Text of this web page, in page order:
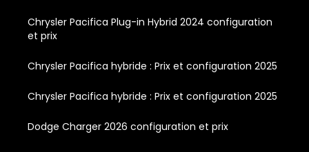
Chrysler Pacifica Plug-in Hybrid 2024 configuration
et prix
Chrysler Pacifica hybride : Prix et configuration 2025
Chrysler Pacifica hybride : Prix et configuration 2025
Dodge Charger 2026 configuration et prix